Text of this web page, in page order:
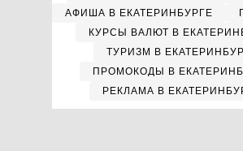
АФИША В ЕКАТЕРИНБУРГЕ
КУРСЫ ВАЛЮТ В
ТУРИЗМ В
ПРОМОКОДЫ В
РЕКЛАМА В